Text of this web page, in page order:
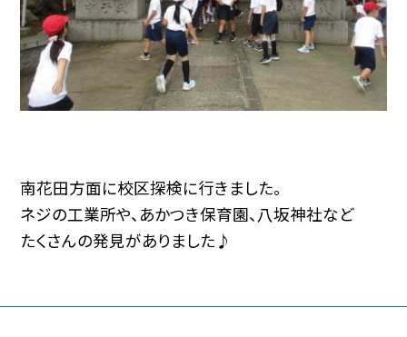
南花田方面に校区探検に行きました。
ネジの工業所や、あかつき保育園、八坂神社など
たくさんの発見がありました♪